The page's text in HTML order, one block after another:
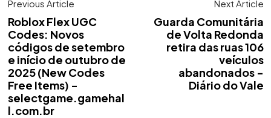
Previous Article
Roblox Flex UGC
Codes: Novos
códigos de setembro
e início de outubro de
2025 (New Codes
Free Items) -
selectgame.gamehal
l.com.br
Next Article
Guarda Comunitária
de Volta Redonda
retira das ruas 106
veículos
abandonados -
Diário do Vale